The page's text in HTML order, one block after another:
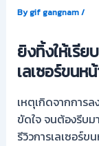
Bygif gangnam/
ยิงทิ้งให้เรี
เลเซอร์ขนห
เหตุเกิดจากการ
ขัดใจ จนต้องรีบ
รีวิวการเลเซอร์ข